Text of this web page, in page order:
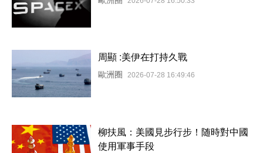
周顯 :美伊在打持久戰
歐洲圈 2026-07-28 16:49:46
柳扶風：美國見步行步！随時對中國
使用軍事手段